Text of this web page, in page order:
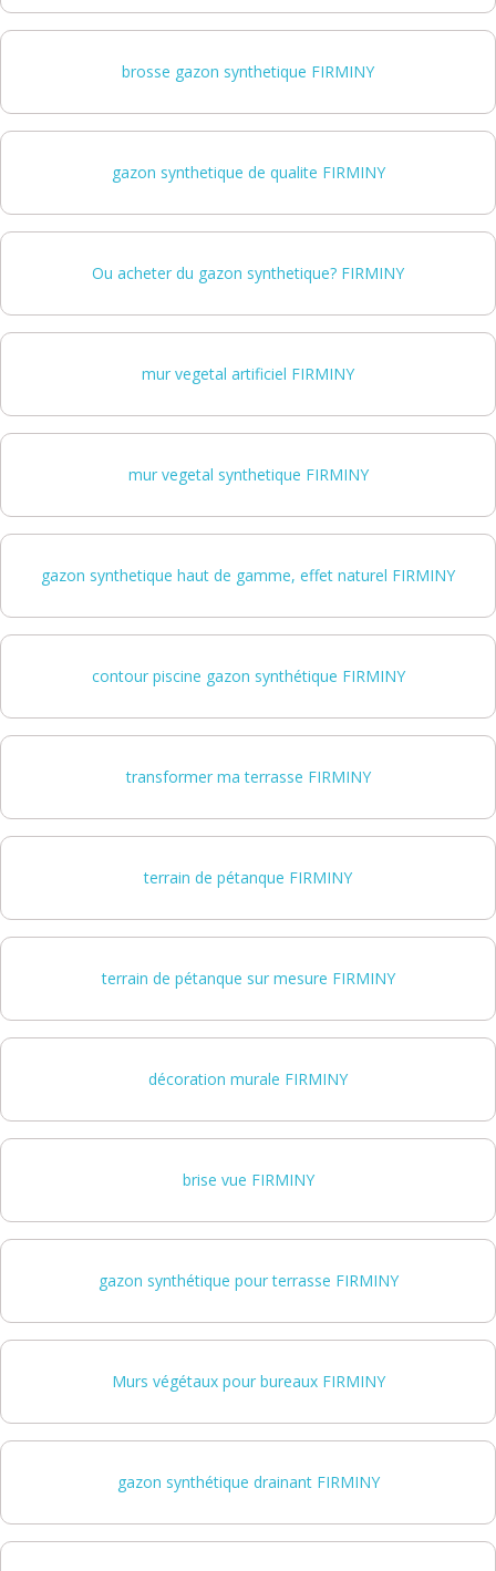
brosse gazon synthetique FIRMINY
gazon synthetique de qualite FIRMINY
Ou acheter du gazon synthetique? FIRMINY
mur vegetal artificiel FIRMINY
mur vegetal synthetique FIRMINY
gazon synthetique haut de gamme, effet naturel FIRMINY
contour piscine gazon synthétique FIRMINY
transformer ma terrasse FIRMINY
terrain de pétanque FIRMINY
terrain de pétanque sur mesure FIRMINY
décoration murale FIRMINY
brise vue FIRMINY
gazon synthétique pour terrasse FIRMINY
Murs végétaux pour bureaux FIRMINY
gazon synthétique drainant FIRMINY